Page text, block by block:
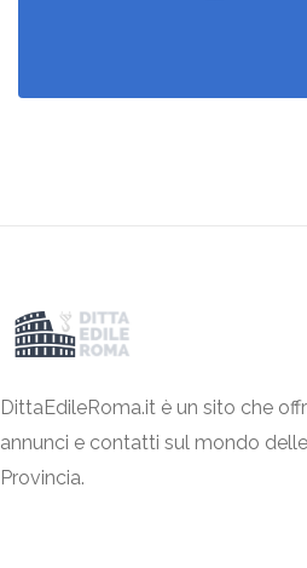
DittaEdileRoma.it è un sito che
annunci e contatti sul mondo
Provincia.